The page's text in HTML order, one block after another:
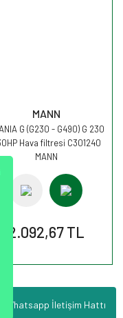
Whatsapp İletişim Hattı
MANN
G (G230 - G490) G 230
Hava filtresi C301240
MANN
2.092,67 TL